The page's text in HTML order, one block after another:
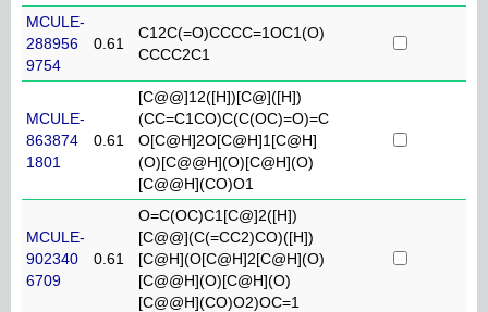
MCULE-
288956
9754
0.61
C12C(=O)CCCC=1OC1(O)
CCCC2C1
MCULE-
863874
1801
0.61
[C@@]12([H])[C@]([H])
(CC=C1CO)C(C(OC)=O)=C
O[C@H]2O[C@H]1[C@H]
(O)[C@@H](O)[C@H](O)
[C@@H](CO)O1
MCULE-
902340
6709
0.61
O=C(OC)C1[C@]2([H])
[C@@](C(=CC2)CO)([H])
[C@H](O[C@H]2[C@H](O)
[C@@H](O)[C@H](O)
[C@@H](CO)O2)OC=1